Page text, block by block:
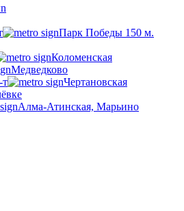
Парк Победы 150 м.
Коломенская
Медведково
т
Чертановская
Алма-Атинская, Марьино